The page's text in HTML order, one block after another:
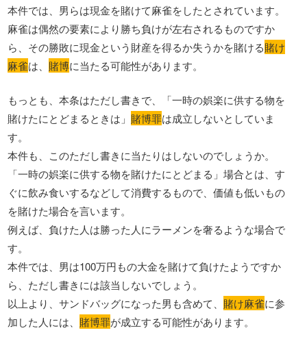
本件では、男らは現金を賭けて麻雀をしたとされています。
麻雀は偶然の要素により勝ち負けが左右されるものですか
ら、その勝敗に現金という財産を得るか失うかを賭ける賭け
麻雀は、 賭博に当たる可能性があります。
もっとも、本条はただし書きで、「一時の娯楽に供する物を
賭けたにとどまるときは」 賭博罪は成立しないとしていま
す。
本件も、このただし書きに当たりはしないのでしょうか。
「一時の娯楽に供する物を賭けたにとどまる」場合とは、す
ぐに飲み食いするなどして消費するもので、価値も低いもの
を賭けた場合を言います。
例えば、負けた人は勝った人にラーメンを奢るような場合で
す。
本件では、男は100万円もの大金を賭けて負けたようですか
ら、ただし書きには該当しないでしょう。
以上より、サンドバッグになった男も含めて、 賭け麻雀に参
加した人には、 賭博罪が成立する可能性があります。